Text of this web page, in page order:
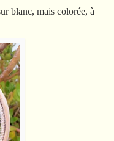
blanc, mais colorée, à